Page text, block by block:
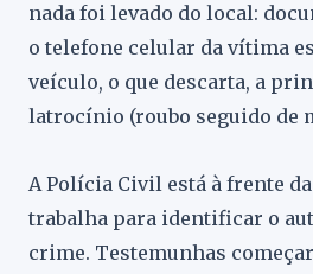
nada foi levado do local:
o telefone celular da vítima
veículo, o que descarta, a
latrocínio (roubo seguido de
A Polícia Civil está à frente
trabalha para identificar o
crime. Testemunhas